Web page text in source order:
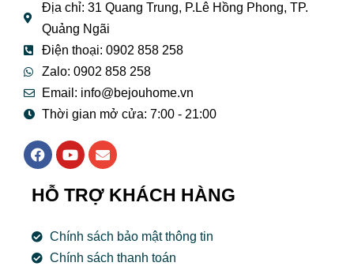
Địa chỉ: 31 Quang Trung, P.Lê Hồng Phong, TP.
Quảng Ngãi
Điện thoại: 0902 858 258
Zalo: 0902 858 258
Email: info@bejouhome.vn
Thời gian mở cửa: 7:00 - 21:00
F
a
e
b
o
k
Y
o
t
u
e
E
n
e
p
HỖ TRỢ KHÁCH HÀNG
Chính sách bảo mật thông tin
Chính sách thanh toán